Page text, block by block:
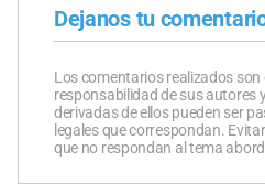
Dejanos tu
Los comentarios realizados son
responsabilidad de sus autores
derivadas de ellos pueden ser
legales que correspondan.
que no respondan al tema